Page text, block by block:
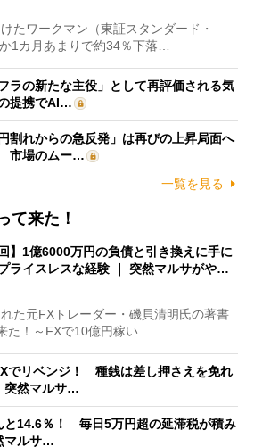
たワークマン（東証スタンダード・
1カ月あまりで約34％下落…
ラの新たな主役」として再評価される気
提携でAI…
割れからの急反発」は再びの上昇局面へ
市場のムー…
一覧を見る
て来た！
回】1億6000万円の負債と引き換えに手に
ライスレスな経験 ｜ 突然マルサがや…
た元FXトレーダー・磯貝清明氏の著書
た！～FXで10億円稼い…
でリベンジ！ 種銭は差し押さえを免れ
突然マルサ…
と14.6％！ 毎日5万円超の延滞税が積み
マルサ…